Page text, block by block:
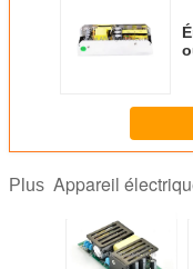
Plus Appareil